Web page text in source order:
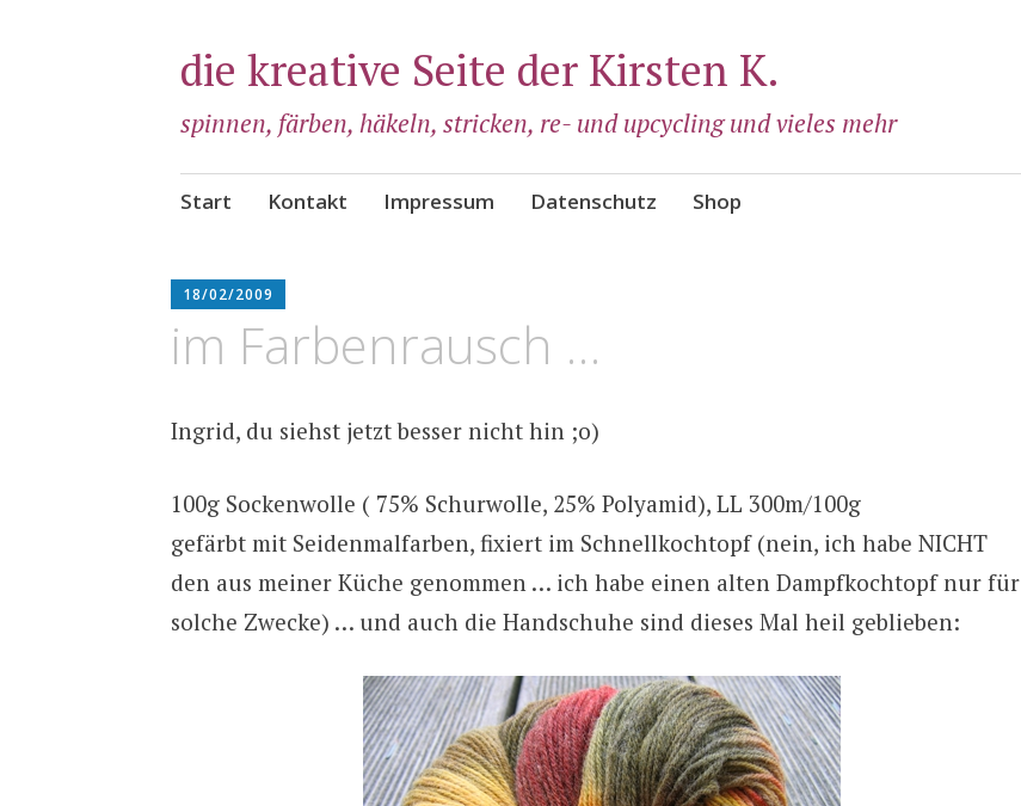
die kreative Seite der Kirsten K.
spinnen, färben, häkeln, stricken, re- und upcycling und vieles mehr
Zum
Start Kontakt Impressum Datenschutz Shop
18/02/2009
im Farbenrausch …
Ingrid, du siehst jetzt besser nicht hin ;o)
100g Sockenwolle ( 75% Schurwolle, 25% Polyamid), LL 300m/100g
gefärbt mit Seidenmalfarben, fixiert im Schnellkochtopf (nein, ich habe NICHT
den aus meiner Küche genommen … ich habe einen alten Dampfkochtopf nur für
solche Zwecke) … und auch die Handschuhe sind dieses Mal heil geblieben: